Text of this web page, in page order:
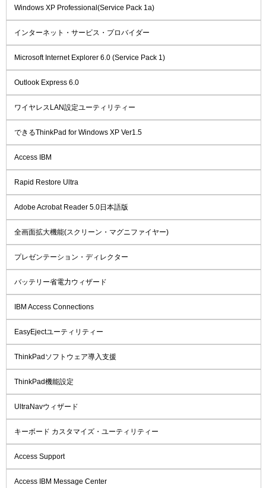
Windows XP Professional(Service Pack 1a)
インターネット・サービス・プロバイダー
Microsoft Internet Explorer 6.0 (Service Pack 1)
Outlook Express 6.0
ワイヤレスLAN設定ユーティリティー
できるThinkPad for Windows XP Ver1.5
Access IBM
Rapid Restore Ultra
Adobe Acrobat Reader 5.0日本語版
全画面拡大機能(スクリーン・マグニファイヤー)
プレゼンテーション・ディレクター
バッテリー省電力ウィザード
IBM Access Connections
EasyEjectユーティリティー
ThinkPadソフトウェア導入支援
ThinkPad機能設定
UltraNavウィザード
キーボード カスタマイズ・ユーティリティー
Access Support
Access IBM Message Center